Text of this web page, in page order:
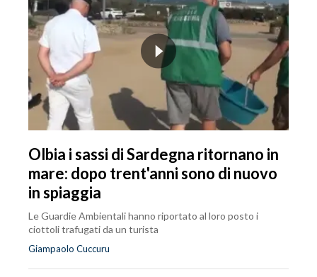
Olbia i sassi di Sardegna ritornano in
mare: dopo trent'anni sono di nuovo
in spiaggia
Le Guardie Ambientali hanno riportato al loro posto i
ciottoli trafugati da un turista
Giampaolo Cuccuru